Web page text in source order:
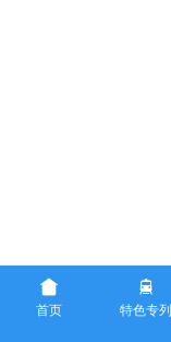

首页

特色专列